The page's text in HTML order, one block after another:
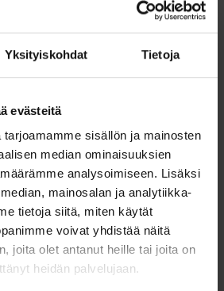
Yksityiskohdat Tietoja
evästeitä
sisällön ja mainosten
median ominaisuuksien
analysoimiseen. Lisäksi
mainosalan ja analytiikka-
tietoja siitä, miten käytät
voivat yhdistää näitä
joita olet antanut heille tai joita on
heidän palvelujaan.
S4481
henkivät ranskalaista eleganssia.
0,9 cm) korut istuvat mukavasti ja
niiden yksityiskohtainen muotoilu
nämä korvakorut ovat
Korut toimitetaan tyylikkäässä
lahjapakkauksessa, tehden niistä
erityiselle henkilölle.